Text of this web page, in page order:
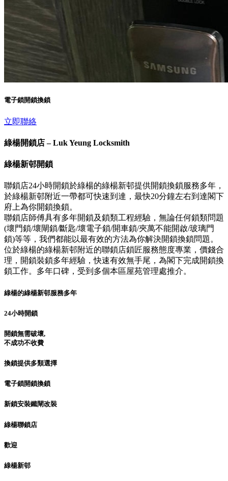
電子鎖開鎖換鎖
立即聯絡
綠楊開鎖店 – Luk Yeung Locksmith
綠楊新邨開鎖
聯鎖店24小時開鎖於綠楊的綠楊新邨提供開鎖換鎖服務多年，
於綠楊新邨附近一帶都可快速到達，最快20分鐘左右到達閣下
府上為你開鎖換鎖。
聯鎖店師傅具有多年開鎖及鎖類工程經驗，無論任何鎖類問題
(壞門鎖/壞閘鎖/斷匙/壞電子鎖/開車鎖/夾萬不能開啟/玻璃門
鎖)等等，我們都能以最有效的方法為你解決開鎖換鎖問題。
位於綠楊的綠楊新邨附近的聯鎖店鎖匠服務態度專業，價錢合
理，開鎖裝鎖多年經驗，快速有效無手尾，為閣下完成開鎖換
鎖工作。多年口碑，受到多個本區屋苑管理處推介。
綠楊的綠楊新邨服務多年
24小時開鎖
開鎖無需破壞,
不成功不收費
換鎖提供多類選擇
電子鎖開鎖換鎖
新鎖安裝鐵閘改裝
綠楊聯鎖店
歡迎
綠楊新邨